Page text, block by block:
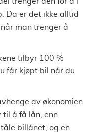
Da er det ikke alltid
man trenger å
tilbyr 100 %
får kjøpt bil når du
av økonomien
til å få lån, enn
billånet, og en